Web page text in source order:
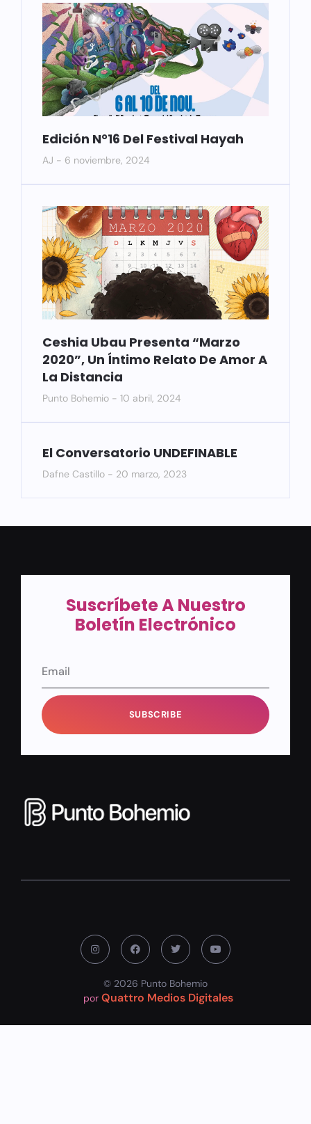
Edición N°16 Del Festival Hayah
AJ 6 noviembre, 2024
Ceshia Ubau Presenta “Marzo
2020”, Un Íntimo Relato De Amor A
La Distancia
Punto Bohemio 10 abril, 2024
El Conversatorio UNDEFINABLE
Dafne Castillo 20 marzo, 2023
Suscríbete A Nuestro
Boletín Electrónico
SUBSCRIBE
© 2026 Punto Bohemio
por Quattro Medios Digitales